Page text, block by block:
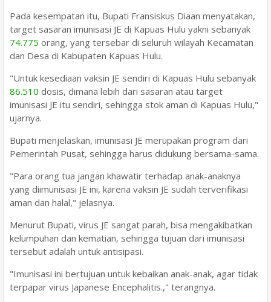
Pada kesempatan itu, Bupati Fransiskus Diaan menyatakan,
target sasaran imunisasi JE di Kapuas Hulu yakni sebanyak
74.775 orang, yang tersebar di seluruh wilayah Kecamatan
dan Desa di Kabupaten Kapuas Hulu.
"Untuk kesediaan vaksin JE sendiri di Kapuas Hulu sebanyak
86.510 dosis, dimana lebih dari sasaran atau target
imunisasi JE itu sendiri, sehingga stok aman di Kapuas Hulu,"
ujarnya.
Bupati menjelaskan, imunisasi JE merupakan program dari
Pemerintah Pusat, sehingga harus didukung bersama-sama.
"Para orang tua jangan khawatir terhadap anak-anaknya
yang diimunisasi JE ini, karena vaksin JE sudah terverifikasi
aman dan halal," jelasnya.
Menurut Bupati, virus JE sangat parah, bisa mengakibatkan
kelumpuhan dan kematian, sehingga tujuan dari imunisasi
tersebut adalah untuk antisipasi.
"Imunisasi ini bertujuan untuk kebaikan anak-anak, agar tidak
terpapar virus Japanese Encephalitis.," terangnya.